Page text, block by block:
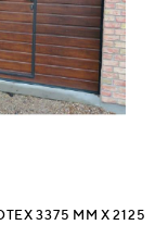
3375 ММ Х 2125